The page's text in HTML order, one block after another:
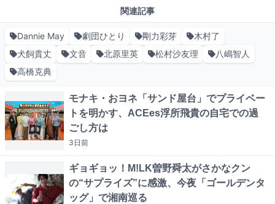
関連記事
Dannie May 劇団ひとり 剛力彩芽
木村了
犬飼貴丈
文音 北原里英 松村沙友理
八嶋智人
高橋克典
モナキ・おヨネ「サンド屋台」でプライベー
トを明かす、ACEes浮所飛貴の自宅での過
ごし方は
3日前
ギョギョッ！M!LK曽野舜太がさかなクン
の“サプライズ”に感激、今夜「ゴールデンタ
ッグ」で湘南巡る